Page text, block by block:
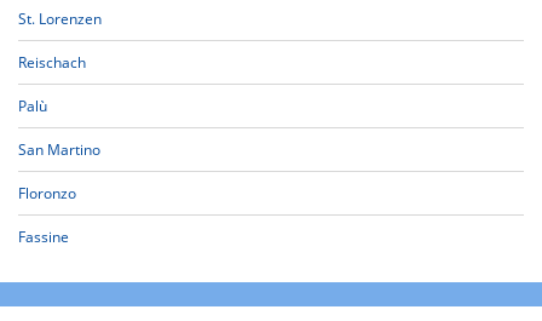
St. Lorenzen
Reischach
Palù
San Martino
Floronzo
Fassine